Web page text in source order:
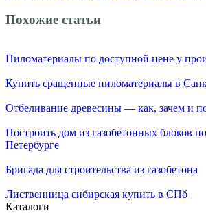
Похожие статьи
Пиломатериалы по доступной цене у
Купить сращенные пиломатериалы в
Отбеливание древесины — как, зачем и
Построить дом из газобетонных блоков
Петербурге
Бригада для строительства из газобетона
Лиственница сибирская купить в СПб
Каталоги